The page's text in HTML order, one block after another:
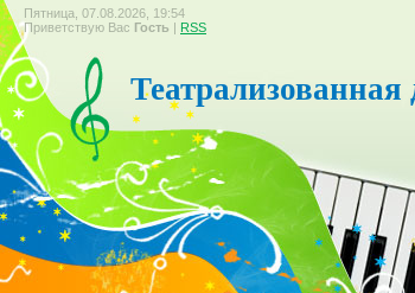
Пятница, 07.08.2026, 19:54
Приветствую Вас Гость | RSS
Театрализованная